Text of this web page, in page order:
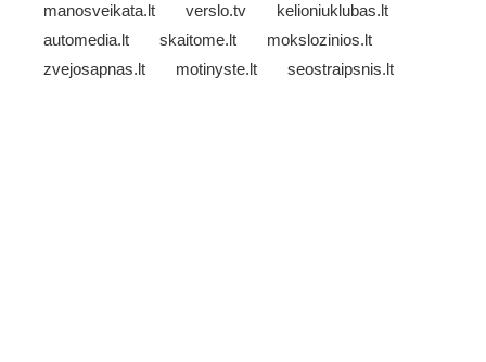
manosveikata.lt verslo.tv
kelioniuklubas.lt
automedia.lt
skaitome.lt
mokslozinios.lt
zvejosapnas.lt
motinyste.lt seostraipsnis.lt